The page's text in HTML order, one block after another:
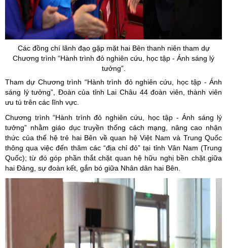
Các đồng chí lãnh đạo gặp mặt hai Bên thanh niên tham dự
Chương trình “Hành trình đỏ nghiên cứu, học tập - Ánh sáng lý
tưởng”.
Tham dự Chương trình “Hành trình đỏ nghiên cứu, học tập - Ánh
sáng lý tưởng”, Đoàn của tỉnh Lai Châu 44 đoàn viên, thành viên
ưu tú trên các lĩnh vực.
Chương trình “Hành trình đỏ nghiên cứu, học tập - Ánh sáng lý
tưởng” nhằm giáo dục truyền thống cách mạng, nâng cao nhận
thức của thế hệ trẻ hai Bên về quan hệ Việt Nam và Trung Quốc
thông qua việc đến thăm các “địa chỉ đỏ” tại tỉnh Vân Nam (Trung
Quốc); từ đó góp phần thắt chặt quan hệ hữu nghị bền chặt giữa
hai Đảng, sự đoàn kết, gắn bó giữa Nhân dân hai Bên.